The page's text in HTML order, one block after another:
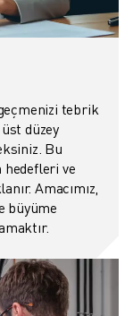
tebrik
düzey
Bu
ve
Amacımız,
büyüme